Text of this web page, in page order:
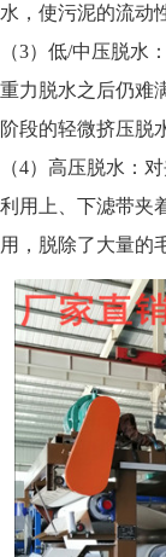
水，使污泥的流动
（3）低/中压脱水
重力脱水之后仍难
阶段的轻微挤压脱
（4）高压脱水：
利用上、下滤带夹
用，脱除了大量的